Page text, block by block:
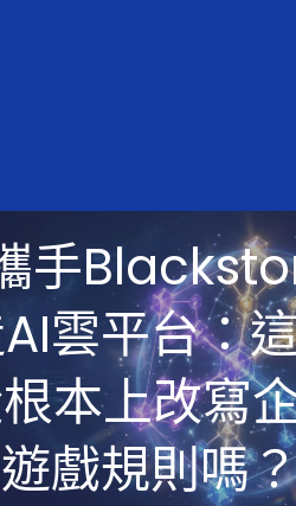
手
雲平台：
本上改寫
戲規則嗎